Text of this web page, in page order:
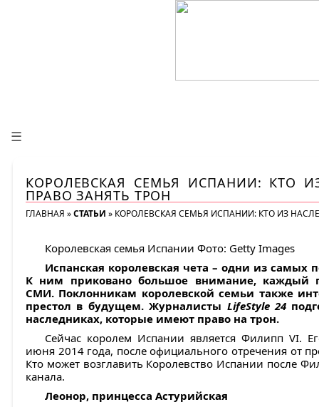
☰
КОРОЛЕВСКАЯ СЕМЬЯ ИСПАНИИ: КТО
ПРАВО ЗАНЯТЬ ТРОН
ГЛАВНАЯ »СТАТЬИ » КОРОЛЕВСКАЯ СЕМЬЯ ИСПАНИИ: КТО ИЗ
Королевская семья Испании Фото: Getty Images
Испанская королевская чета – одни из
К ним приковано большое внимание, каждый
СМИ. Поклонникам королевской семьи также
престол в будущем. Журналисты LifeStyle 24
наследниках, которые имеют право на трон.
Сейчас королем Испании является Филипп VI.
июня 2014 года, после официального отречения от
Кто может возглавить Королевство Испании после
канала.
Леонор, принцесса Астурийская